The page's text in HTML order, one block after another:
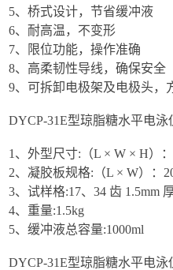
5、桥式设计，节省缓冲液
6、耐高温，不变形
7、限位功能，操作准确
8、高柔韧性导线，确保安全
9、可拆卸电极架及电极头，
DYCP-31E型琼脂糖水平电泳
1、外型尺寸:（L × W × H）
2、凝胶板规格:（L × W）：
3、试样格:17、34 齿 1.5mm
4、重量:1.5kg
5、缓冲液总容量:1000ml
DYCP-31E型琼脂糖水平电泳